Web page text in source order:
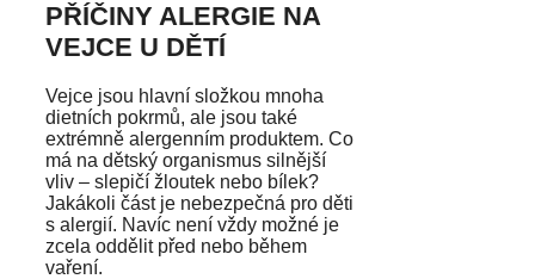
PŘÍČINY ALERGIE NA
VEJCE U DĚTÍ
Vejce jsou hlavní složkou mnoha
dietních pokrmů, ale jsou také
extrémně alergenním produktem. Co
má na dětský organismus silnější
vliv – slepičí žloutek nebo bílek?
Jakákoli část je nebezpečná pro děti
s alergií. Navíc není vždy možné je
zcela oddělit před nebo během
vaření.